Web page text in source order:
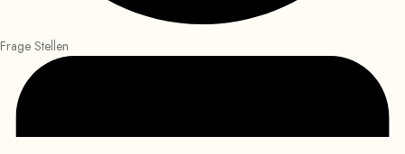
Frage Stellen